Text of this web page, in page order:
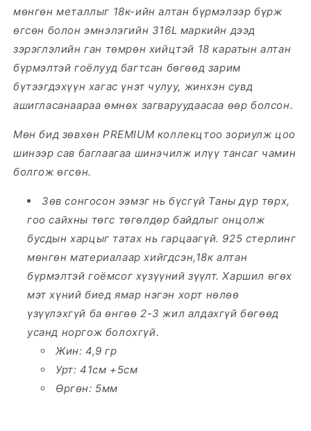
мөнгөн металлыг 18к-ийн алтан бүрмэлээр бүрж
өгсөн болон эмнэлэгийн 316L маркийн дээд
зэрэглэлийн ган төмрөн хийцтэй 18 каратын алтан
бүрмэлтэй гоёлууд багтсан бөгөөд зарим
бүтээгдэхүүн хагас үнэт чулуу, жинхэн сувд
ашигласанаараа өмнөх загваруудаасаа өөр болсон.
Мөн бид зөвхөн PREMIUM коллекцтоо зориулж цоо
шинээр сав баглаагаа шинэчилж илүү тансаг чамин
болгож өгсөн.
Зөв сонгосон ээмэг нь бүсгүй Таны дүр төрх,
гоо сайхны төгс төгөлдөр байдлыг онцолж
бусдын харцыг татах нь гарцаагүй. 925 стерлинг
мөнгөн материалаар хийгдсэн,18к алтан
бүрмэлтэй гоёмсог хүзүүний зүүлт. Харшил өгөх
мэт хүний биед ямар нэгэн хорт нөлөө
үзүүлэхгүй ба өнгөө 2-3 жил алдахгүй бөгөөд
усанд норгож болохгүй.
Жин: 4,9 гр
Урт: 41см +5см
Өргөн: 5мм